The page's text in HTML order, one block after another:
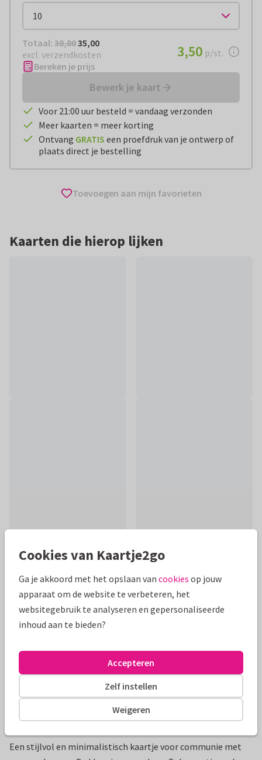
Totaal: € 35,00
Totaal: 38,8035,00
excl. verzendkosten
€ 3,50per stuk
3,50 p/st.
Bereken je prijs
Bewerk je kaart
Voor 21:00 uur besteld = vandaag verzonden
Meer kaarten = meer korting
Ontvang GRATIS een proefdruk van je ontwerp of
plaats direct je bestelling
Toevoegen aan mijn favorieten
Kaarten die hierop lijken
Productinformatie
Een stijlvol en minimalistisch kaartje voor communie met
Cookies van Kaartje2go
Ga je akkoord met het opslaan van cookies op jouw
apparaat om de website te verbeteren, het
websitegebruik te analyseren en gepersonaliseerde
inhoud aan te bieden?
Weigeren
Zelf instellen
Accepteren